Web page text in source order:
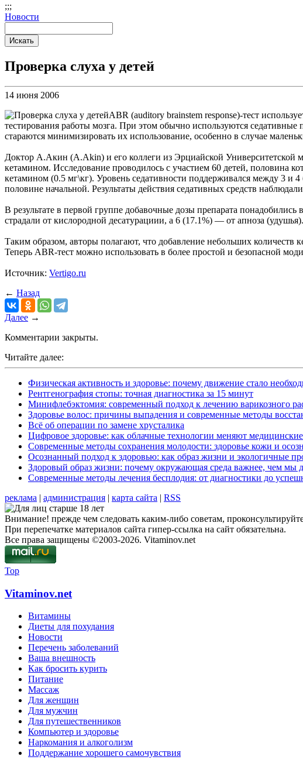
;;;
Новости
Проверка слуха у детей
14 июня 2006
ABR (auditory brainstem response)-тест
тестирования работы мозга. При этом обычно используются
стараются минимизировать их использование, особенно в случае
Доктор А.Акин (A.Akin) и его коллеги из Эрциайской Университетской
кетамином. Исследование проводилось с участием 60 детей, половина
кетамином (0.5 мг\кг). Уровень седативности поддерживался между 3 и
половине начальной. Результаты действия седативных средств
В результате в первой группе добавочные дозы препарата
страдали от кислородной десатурациии, а 6 (17.1%) — от апноза
Таким образом, авторы полагают, что добавление небольших количеств
Теперь ABR-тест можно использовать в более простой и безопасной
Источник: Vertigo.ru
← Назад
Далее →
Комментарии закрыты.
Читайте далее:
Физическая активность и здоровье: почему движение стало
Рентгенография стопы: точная диагностика за 15 минут
Минифлебэктомия: современный подход к лечению варикозного
Здоровье волос: причины выпадения и современные методы
Всё об операции по замене хрусталика
Цифровое здоровье: как облачные технологии меняют
Современные методы сохранения молодости: здоровье кожи и
Осознанный подход к здоровью: как образ жизни и экологичные
Здоровый образ жизни: почему окружающая среда важнее, чем мы
Современные методы лечения бесплодия: от диагностики до
реклама | администрация | карта сайта | RSS
Внимание! прежде чем следовать каким-либо советам,
При перепечатке материалов сайта гипер-ссылка на сайт обязательна.
Все права защищены ©2003-2026. Vitaminov.net
Top
Vitaminov.net
Витамины
Диеты для похудания
Новости
Перечень заболеваний
Ваша внешность
Как бросить курить
Питание
Массаж
Для женщин
Для мужчин
Для путешественников
Компьютер и здоровье
Наркомания и алкоголизм
Поддержание хорошего самочувствия